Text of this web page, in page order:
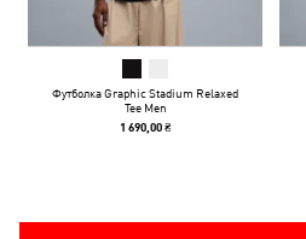
Футболка Graphic Stadium Relaxed
Tee Men
1 690,00 ₴